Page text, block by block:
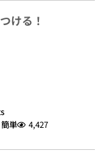
ける！
簡単 4,427